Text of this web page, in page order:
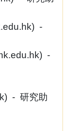
) -
) -
) - 研究助